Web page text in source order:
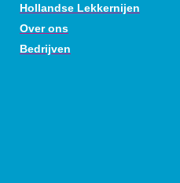
Hollandse Lekkernijen
Over ons
Bedrijven